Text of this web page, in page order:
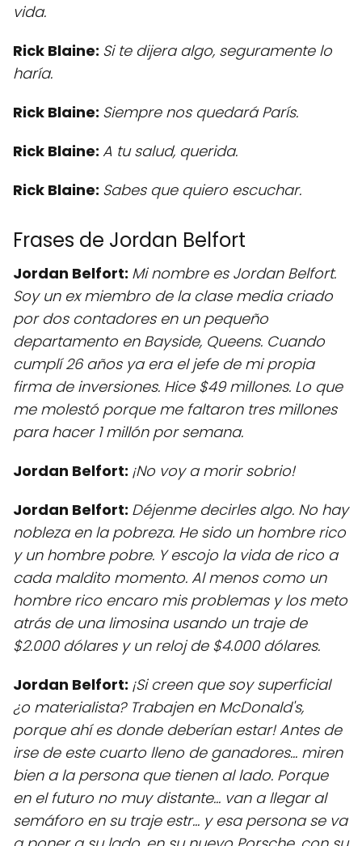
vida.
Rick Blaine: Si te dijera algo, seguramente lo
haría.
Rick Blaine: Siempre nos quedará París.
Rick Blaine: A tu salud, querida.
Rick Blaine: Sabes que quiero escuchar.
Frases de Jordan Belfort
Jordan Belfort: Mi nombre es Jordan Belfort.
Soy un ex miembro de la clase media criado
por dos contadores en un pequeño
departamento en Bayside, Queens. Cuando
cumplí 26 años ya era el jefe de mi propia
firma de inversiones. Hice $49 millones. Lo que
me molestó porque me faltaron tres millones
para hacer 1 millón por semana.
Jordan Belfort: ¡No voy a morir sobrio!
Jordan Belfort: Déjenme decirles algo. No hay
nobleza en la pobreza. He sido un hombre rico
y un hombre pobre. Y escojo la vida de rico a
cada maldito momento. Al menos como un
hombre rico encaro mis problemas y los meto
atrás de una limosina usando un traje de
$2.000 dólares y un reloj de $4.000 dólares.
Jordan Belfort: ¡Si creen que soy superficial
¿o materialista? Trabajen en McDonald's,
porque ahí es donde deberían estar! Antes de
irse de este cuarto lleno de ganadores... miren
bien a la persona que tienen al lado. Porque
en el futuro no muy distante... van a llegar al
semáforo en su traje estr... y esa persona se va